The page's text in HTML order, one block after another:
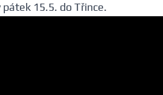
15.5. do Třince.